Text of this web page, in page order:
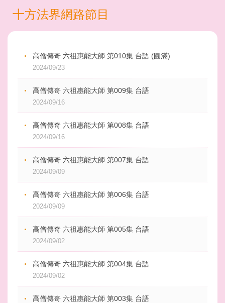
十方法界網路節目
高僧傳奇 六祖惠能大師 第010集 台語 (圓滿)
2024/09/23
高僧傳奇 六祖惠能大師 第009集 台語
2024/09/16
高僧傳奇 六祖惠能大師 第008集 台語
2024/09/16
高僧傳奇 六祖惠能大師 第007集 台語
2024/09/09
高僧傳奇 六祖惠能大師 第006集 台語
2024/09/09
高僧傳奇 六祖惠能大師 第005集 台語
2024/09/02
高僧傳奇 六祖惠能大師 第004集 台語
2024/09/02
高僧傳奇 六祖惠能大師 第003集 台語